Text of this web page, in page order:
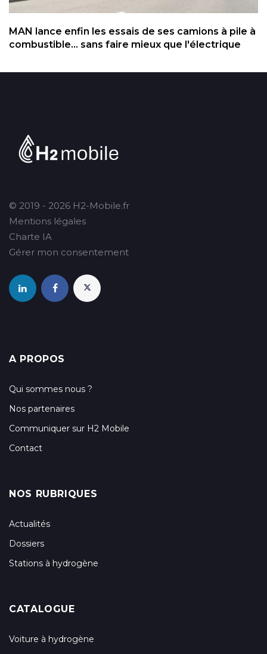
MAN lance enfin les essais de ses camions à pile à
combustible... sans faire mieux que l'électrique
© 2019 - 2026 H2-Mobile.fr
Mentions légales
Charte IA
Gérer mon consentement
A PROPOS
Qui sommes nous ?
Nos partenaires
Communiquer sur H2 Mobile
Contact
NOS RUBRIQUES
Actualités
Dossiers
Stations à hydrogène
CATALOGUE
Voiture à hydrogène